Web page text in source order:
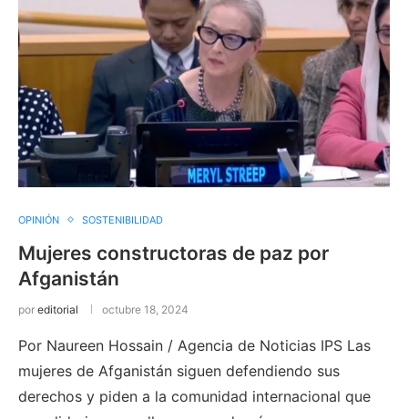
OPINIÓN SOSTENIBILIDAD
Mujeres constructoras de paz por
Afganistán
por editorial octubre 18, 2024
Por Naureen Hossain / Agencia de Noticias IPS Las
mujeres de Afganistán siguen defendiendo sus
derechos y piden a la comunidad internacional que